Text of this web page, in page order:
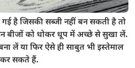
है जिसकी सब्जी नहीं बन सकती है तो
बीजों को धोकर धूप में अच्छे से सुखा लें.
लें या फिर ऐसे ही साबुत भी इस्तेमाल
कर सकते हैं.